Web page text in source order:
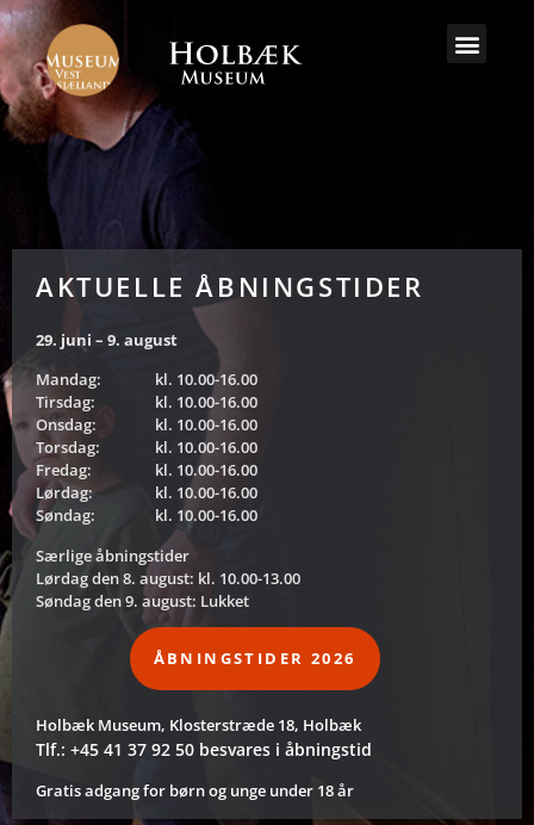
AKTUELLE ÅBNINGSTIDER
29. juni – 9. august
Mandag:
kl. 10.00-16.00
Tirsdag:
kl. 10.00-16.00
Onsdag:
kl. 10.00-16.00
Torsdag:
kl. 10.00-16.00
Fredag:
kl. 10.00-16.00
Lørdag:
kl. 10.00-16.00
Søndag:
kl. 10.00-16.00
Særlige åbningstider
Lørdag den 8. august: kl. 10.00-13.00
Søndag den 9. august: Lukket
ÅBNINGSTIDER 2026
Holbæk Museum, Klosterstræde 18, Holbæk
Tlf.: +45 41 37 92 50 besvares i åbningstid
Gratis adgang for børn og unge under 18 år